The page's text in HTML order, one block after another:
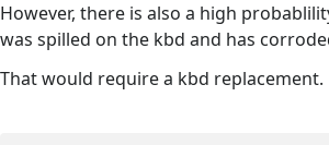
However, there is also a high
was spilled on the kbd and has
That would require a kbd replacement.